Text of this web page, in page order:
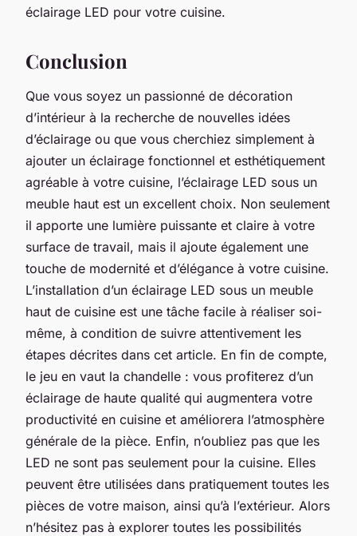
éclairage LED pour votre cuisine.
Conclusion
Que vous soyez un passionné de décoration
d’intérieur à la recherche de nouvelles idées
d’éclairage ou que vous cherchiez simplement à
ajouter un éclairage fonctionnel et esthétiquement
agréable à votre cuisine, l’éclairage LED sous un
meuble haut est un excellent choix. Non seulement
il apporte une lumière puissante et claire à votre
surface de travail, mais il ajoute également une
touche de modernité et d’élégance à votre cuisine.
L’installation d’un éclairage LED sous un meuble
haut de cuisine est une tâche facile à réaliser soi-
même, à condition de suivre attentivement les
étapes décrites dans cet article. En fin de compte,
le jeu en vaut la chandelle : vous profiterez d’un
éclairage de haute qualité qui augmentera votre
productivité en cuisine et améliorera l’atmosphère
générale de la pièce. Enfin, n’oubliez pas que les
LED ne sont pas seulement pour la cuisine. Elles
peuvent être utilisées dans pratiquement toutes les
pièces de votre maison, ainsi qu’à l’extérieur. Alors
n’hésitez pas à explorer toutes les possibilités